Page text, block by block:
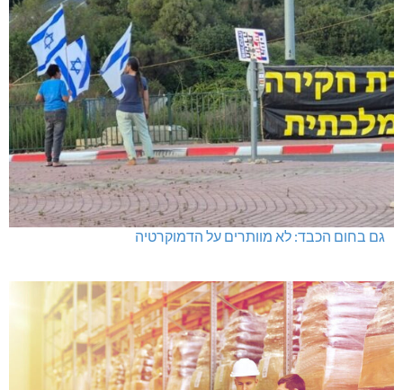
גם בחום הכבד: לא מוותרים על הדמוקרטיה